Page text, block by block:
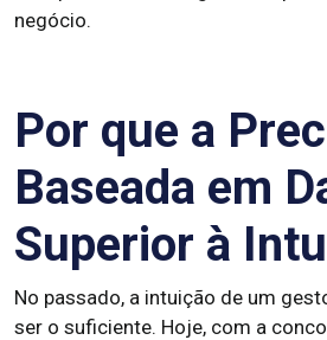
negócio.
Por que a
Baseada em
Superior à
No passado, a intuição de um
ser o suficiente. Hoje, com a